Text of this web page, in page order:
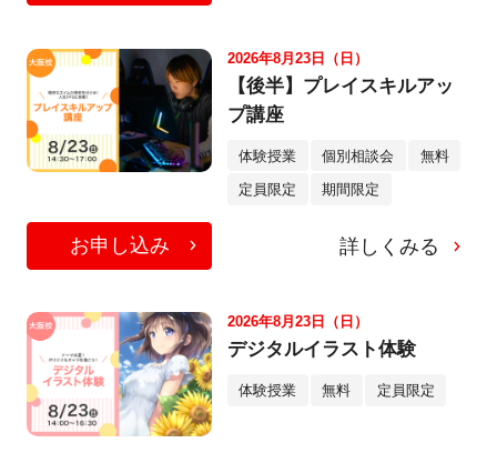
2026年8月23日（日）
【後半】プレイスキルアッ
プ講座
体験授業 個別相談会 無料
定員限定 期間限定
お申し込み 詳しくみる
2026年8月23日（日）
デジタルイラスト体験
体験授業 無料 定員限定